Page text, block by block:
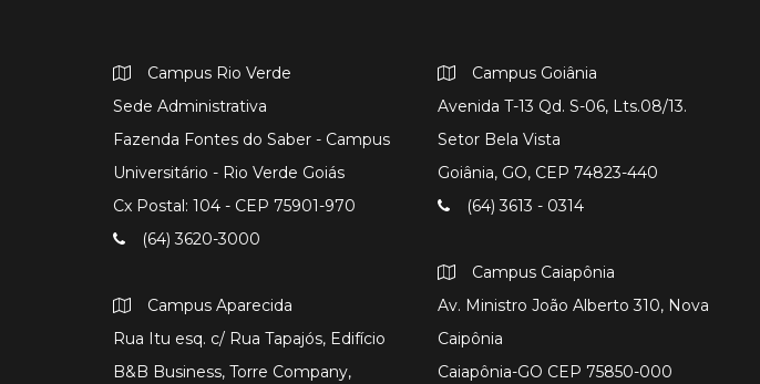
Campus Rio Verde
Sede Administrativa
Fazenda Fontes do Saber - Campus
Universitário - Rio Verde Goiás
Cx Postal: 104 - CEP 75901-970
(64) 3620-3000
Campus Aparecida
Rua Itu esq. c/ Rua Tapajós, Edifício
B&B Business, Torre Company,
Campus Goiânia
Avenida T-13 Qd. S-06, Lts.08/13.
Setor Bela Vista
Goiânia, GO, CEP 74823-440
(64) 3613 - 0314
Campus Caiapônia
Av. Ministro João Alberto 310, Nova
Caipônia
Caiapônia-GO CEP 75850-000